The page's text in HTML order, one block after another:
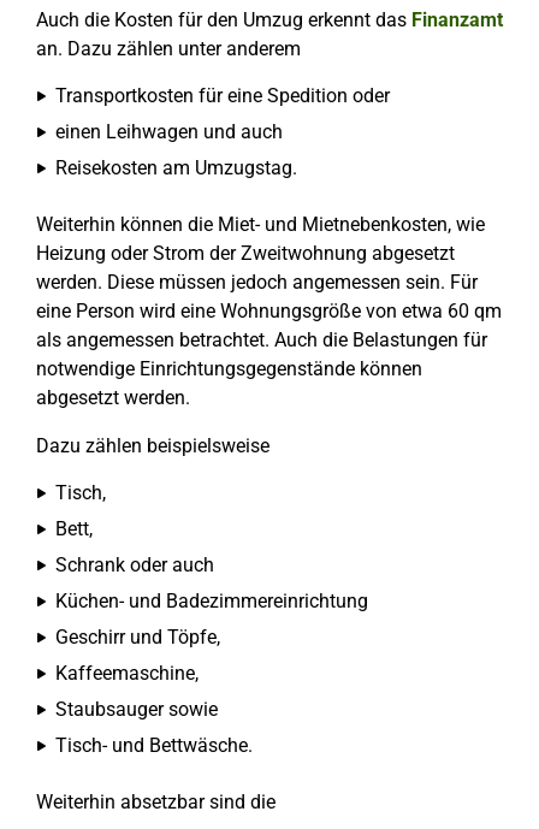
Auch die Kosten für den Umzug erkennt das Finanzamt
an. Dazu zählen unter anderem
Transportkosten für eine Spedition oder
einen Leihwagen und auch
Reisekosten am Umzugstag.
Weiterhin können die Miet- und Mietnebenkosten, wie
Heizung oder Strom der Zweitwohnung abgesetzt
werden. Diese müssen jedoch angemessen sein. Für
eine Person wird eine Wohnungsgröße von etwa 60 qm
als angemessen betrachtet. Auch die Belastungen für
notwendige Einrichtungsgegenstände können
abgesetzt werden.
Dazu zählen beispielsweise
Tisch,
Bett,
Schrank oder auch
Küchen- und Badezimmereinrichtung
Geschirr und Töpfe,
Kaffeemaschine,
Staubsauger sowie
Tisch- und Bettwäsche.
Weiterhin absetzbar sind die